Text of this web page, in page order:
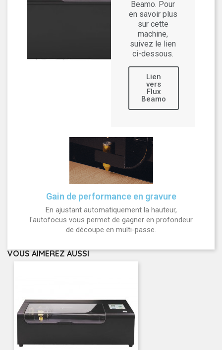
Beamo. Pour
en savoir plus
sur cette
machine,
suivez le lien
ci-dessous.
Lien
vers
Flux
Beamo
Gain de performance en gravure
En ajustant automatiquement la hauteur,
l'autofocus vous permet de gagner en profondeur
de découpe en multi-passe.
VOUS AIMEREZ AUSSI